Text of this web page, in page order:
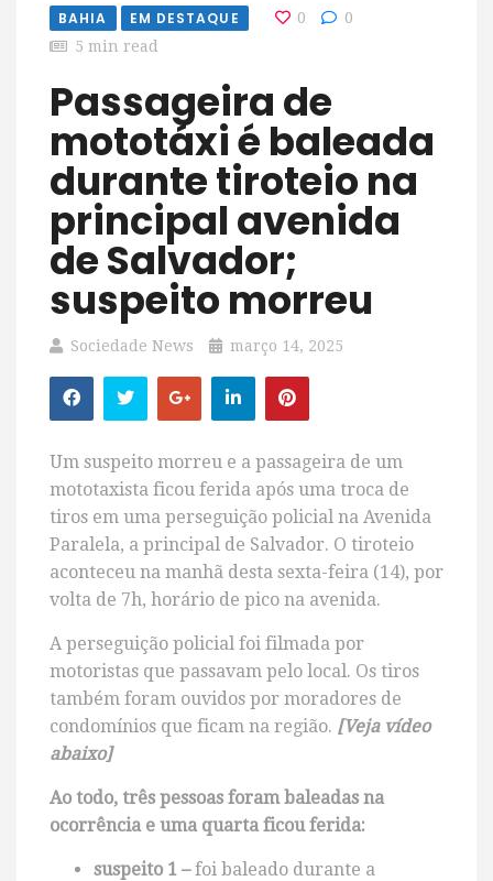
BAHIA EM DESTAQUE 0
0
5 min read
Passageira de
mototáxi é baleada
durante tiroteio na
principal avenida
de Salvador;
suspeito morreu
Sociedade News março 14, 2025
Um suspeito morreu e a passageira de um
mototaxista ficou ferida após uma troca de
tiros em uma perseguição policial na Avenida
Paralela, a principal de Salvador. O tiroteio
aconteceu na manhã desta sexta-feira (14), por
volta de 7h, horário de pico na avenida.
A perseguição policial foi filmada por
motoristas que passavam pelo local. Os tiros
também foram ouvidos por moradores de
condomínios que ficam na região. [Veja vídeo
abaixo]
Ao todo, três pessoas foram baleadas na
ocorrência e uma quarta ficou ferida:
suspeito 1 –foi baleado durante a